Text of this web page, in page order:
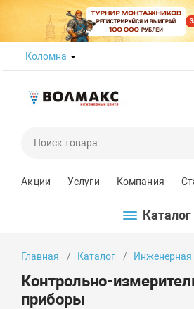
Коломна
Акции Услуги Компания
Каталог
Главная Каталог Инженерная
Контрольно-
приборы